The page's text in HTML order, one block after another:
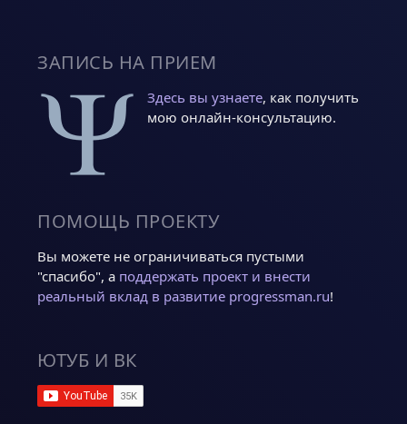
ЗАПИСЬ НА ПРИЕМ
Здесь вы узнаете, как получить
мою онлайн-консультацию.
ПОМОЩЬ ПРОЕКТУ
Вы можете не ограничиваться пустыми
"спасибо", а поддержать проект и внести
реальный вклад в развитие progressman.ru!
ЮТУБ И ВК